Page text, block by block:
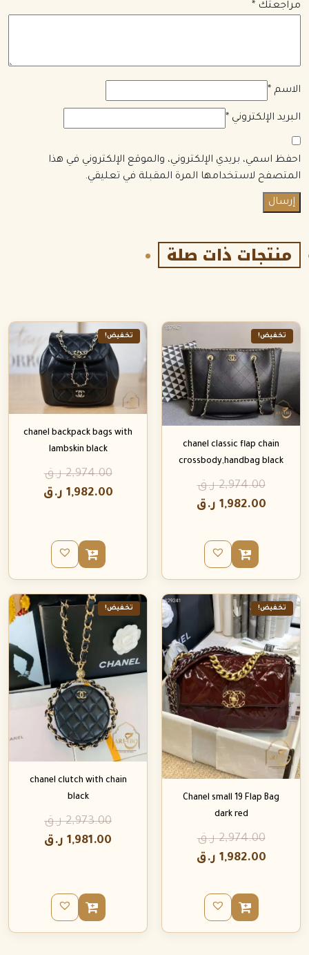
مراجعتك *
الاسم *
البريد الإلكتروني *
احفظ اسمي، بريدي الإلكتروني، والموقع الإلكتروني في هذا
المتصفح لاستخدامها المرة المقبلة في تعليقي.
منتجات ذات صلة
تخفيض!
chanel classic flap chain
crossbody,handbag black
2,974.00 ر.ق
1,982.00 ر.ق
تخفيض!
chanel backpack bags with
lambskin black
2,974.00 ر.ق
1,982.00 ر.ق
تخفيض!
Chanel small 19 Flap Bag
dark red
2,974.00 ر.ق
1,982.00 ر.ق
تخفيض!
chanel clutch with chain
black
2,973.00 ر.ق
1,981.00 ر.ق